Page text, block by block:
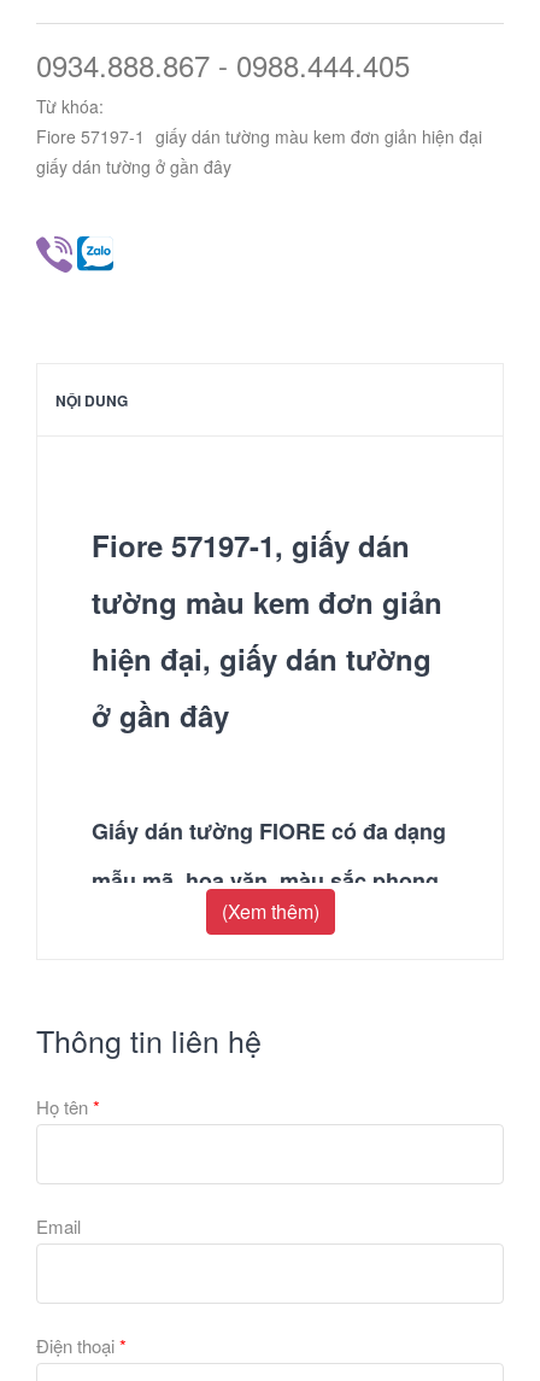
0934.888.867 - 0988.444.405
Từ khóa:
Fiore 57197-1 giấy dán tường màu kem đơn giản hiện đại
giấy dán tường ở gần đây
NỘI DUNG
Fiore 57197-1, giấy dán
tường màu kem đơn giản
hiện đại, giấy dán tường
ở gần đây
Giấy dán tường FIORE có đa dạng
mẫu mã, hoa văn, màu sắc phong
phú, phù hợp với nhiều phong
giấy dán tường FIORE thường
điển và hiện đại, mang đến vẻ đẹp
sang trọng, tinh tế cho không gian
dán tường thông thường, bao gồm:
(Xem thêm)
Thông tin liên hệ
Họ tên*
Email
Điện thoại*